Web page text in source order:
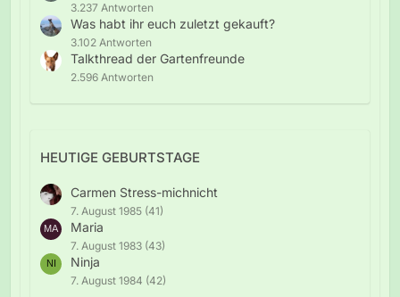
3.237 Antworten
Was habt ihr euch zuletzt gekauft?
3.102 Antworten
Talkthread der Gartenfreunde
2.596 Antworten
HEUTIGE GEBURTSTAGE
Carmen Stress-michnicht
7. August 1985 (41)
Maria
7. August 1983 (43)
Ninja
7. August 1984 (42)